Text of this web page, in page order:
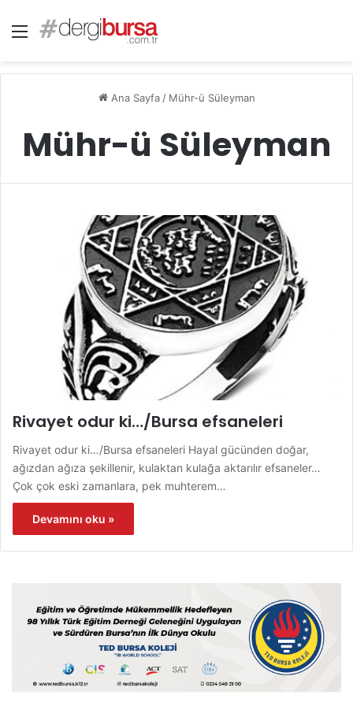
Menü
Ana Sayfa / Mühr-ü Süleyman
Mühr-ü Süleyman
Rivayet odur ki…/Bursa efsaneleri
Rivayet odur ki…/Bursa efsaneleri Hayal gücünden doğar,
ağızdan ağıza şekillenir, kulaktan kulağa aktarılır efsaneler…
Çok çok eski zamanlara, pek muhterem…
Devamını oku »